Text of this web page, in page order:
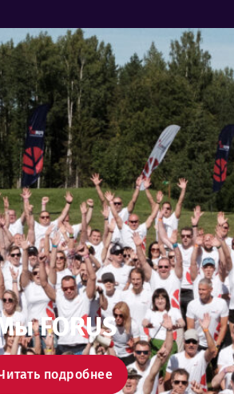
FORUS
подробнее